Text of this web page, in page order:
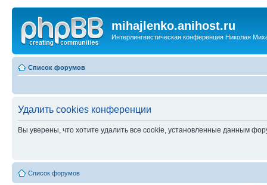
mihajlenko.anihost.ru
Интерлингвистическая конференция Николая
Список форумов
Удалить cookies конференции
Вы уверены, что хотите удалить все cookie, установленные данным
Список форумов